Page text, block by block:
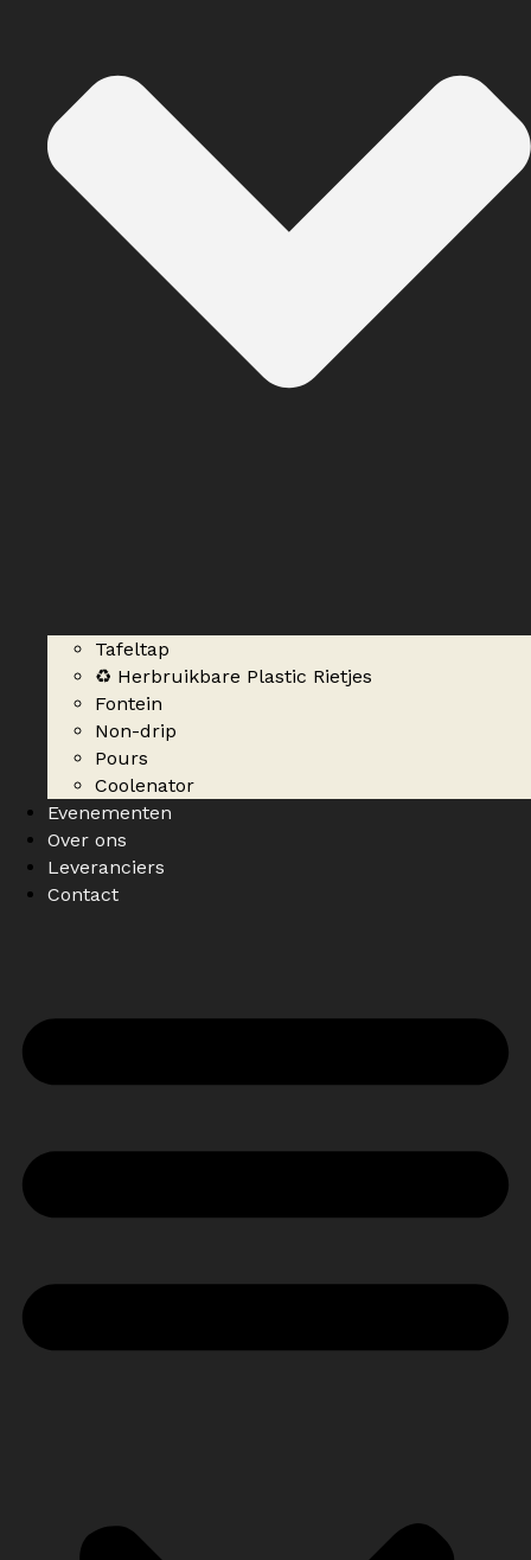
Tafeltap
♻️ Herbruikbare Plastic Rietjes
Fontein
Non-drip
Pours
Coolenator
Evenementen
Over ons
Leveranciers
Contact